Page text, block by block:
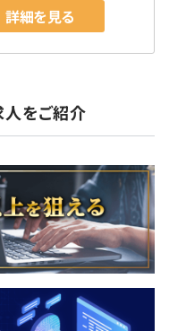
詳細を見る
人をご紹介